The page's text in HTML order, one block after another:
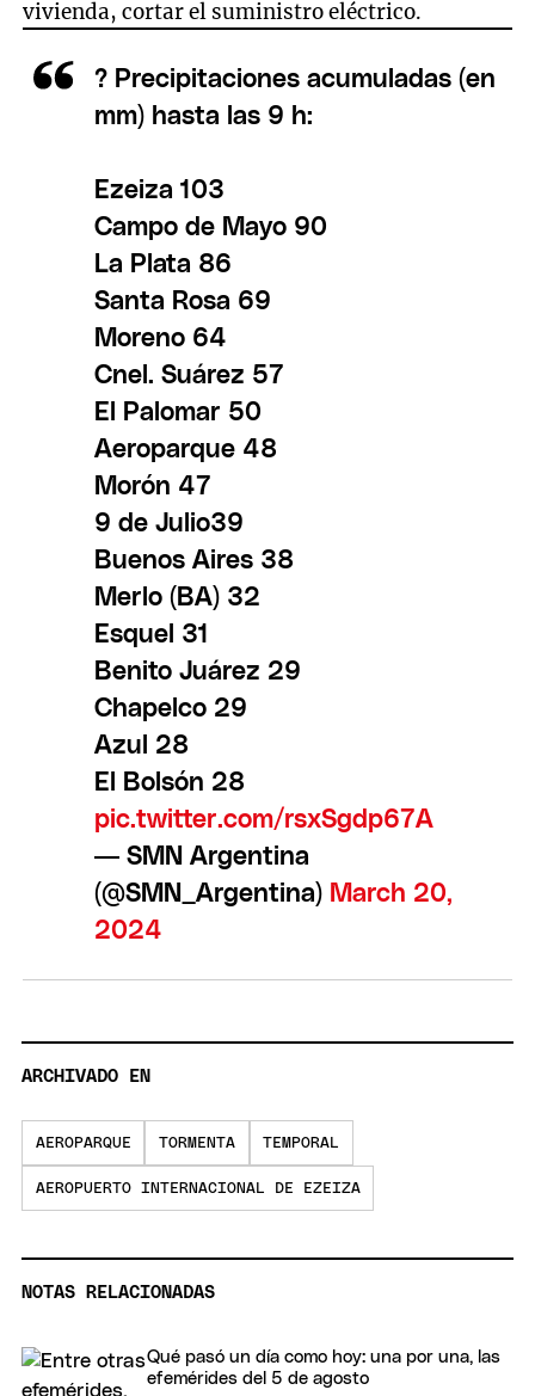
vivienda, cortar el suministro eléctrico.
? Precipitaciones acumuladas (en
mm) hasta las 9 h:
Ezeiza 103
Campo de Mayo 90
La Plata 86
Santa Rosa 69
Moreno 64
Cnel. Suárez 57
El Palomar 50
Aeroparque 48
Morón 47
9 de Julio39
Buenos Aires 38
Merlo (BA) 32
Esquel 31
Benito Juárez 29
Chapelco 29
Azul 28
El Bolsón 28
pic.twitter.com/rsxSgdp67A
— SMN Argentina
(@SMN_Argentina) March 20,
2024
ARCHIVADO EN
AEROPARQUE TORMENTA TEMPORAL
AEROPUERTO INTERNACIONAL DE EZEIZA
NOTAS RELACIONADAS
Qué pasó un día como hoy: una por una, las
efemérides del 5 de agosto